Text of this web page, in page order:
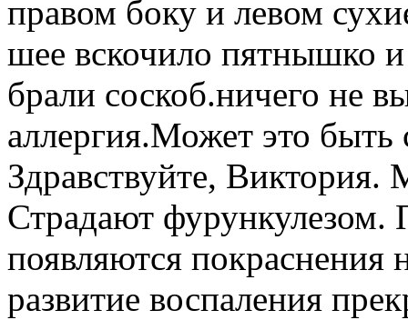
правом боку и левом
шее вскочило пятнышко и
брали соскоб.ничего не
аллергия.Может это быть
Здравствуйте, Виктория.
Страдают фурункулезом.
появляются
развитие воспаления